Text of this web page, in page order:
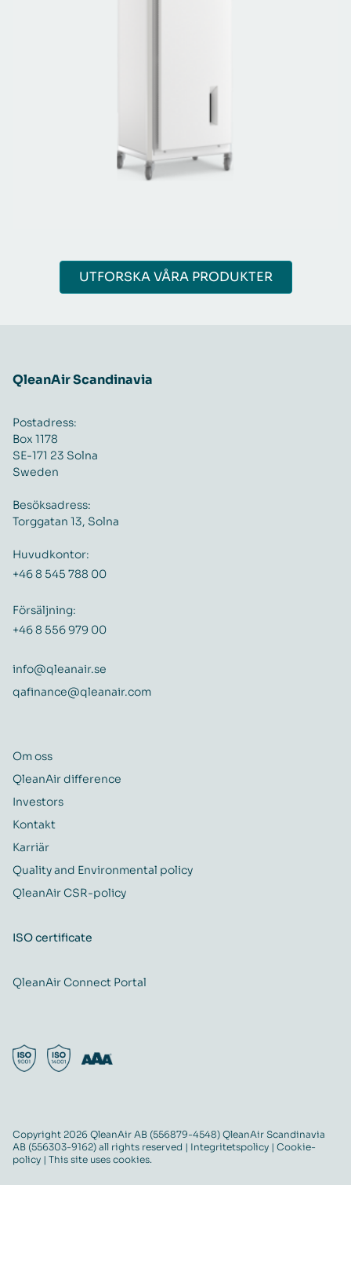
UTFORSKA VÅRA PRODUKTER
QleanAir Scandinavia
Postadress:
Box 1178
SE-171 23 Solna
Sweden
Besöksadress:
Torggatan 13, Solna
Huvudkontor:
+46 8 545 788 00
Försäljning:
+46 8 556 979 00
info@qleanair.se
qafinance@qleanair.com
Om oss
QleanAir difference
Investors
Kontakt
Karriär
Quality and Environmental policy
QleanAir CSR-policy
ISO certificate
QleanAir Connect Portal
Copyright 2026 QleanAir AB (556879-4548) QleanAir Scandinavia
AB (556303-9162) all rights reserved | Integritetspolicy | Cookie-
policy | This site uses cookies.